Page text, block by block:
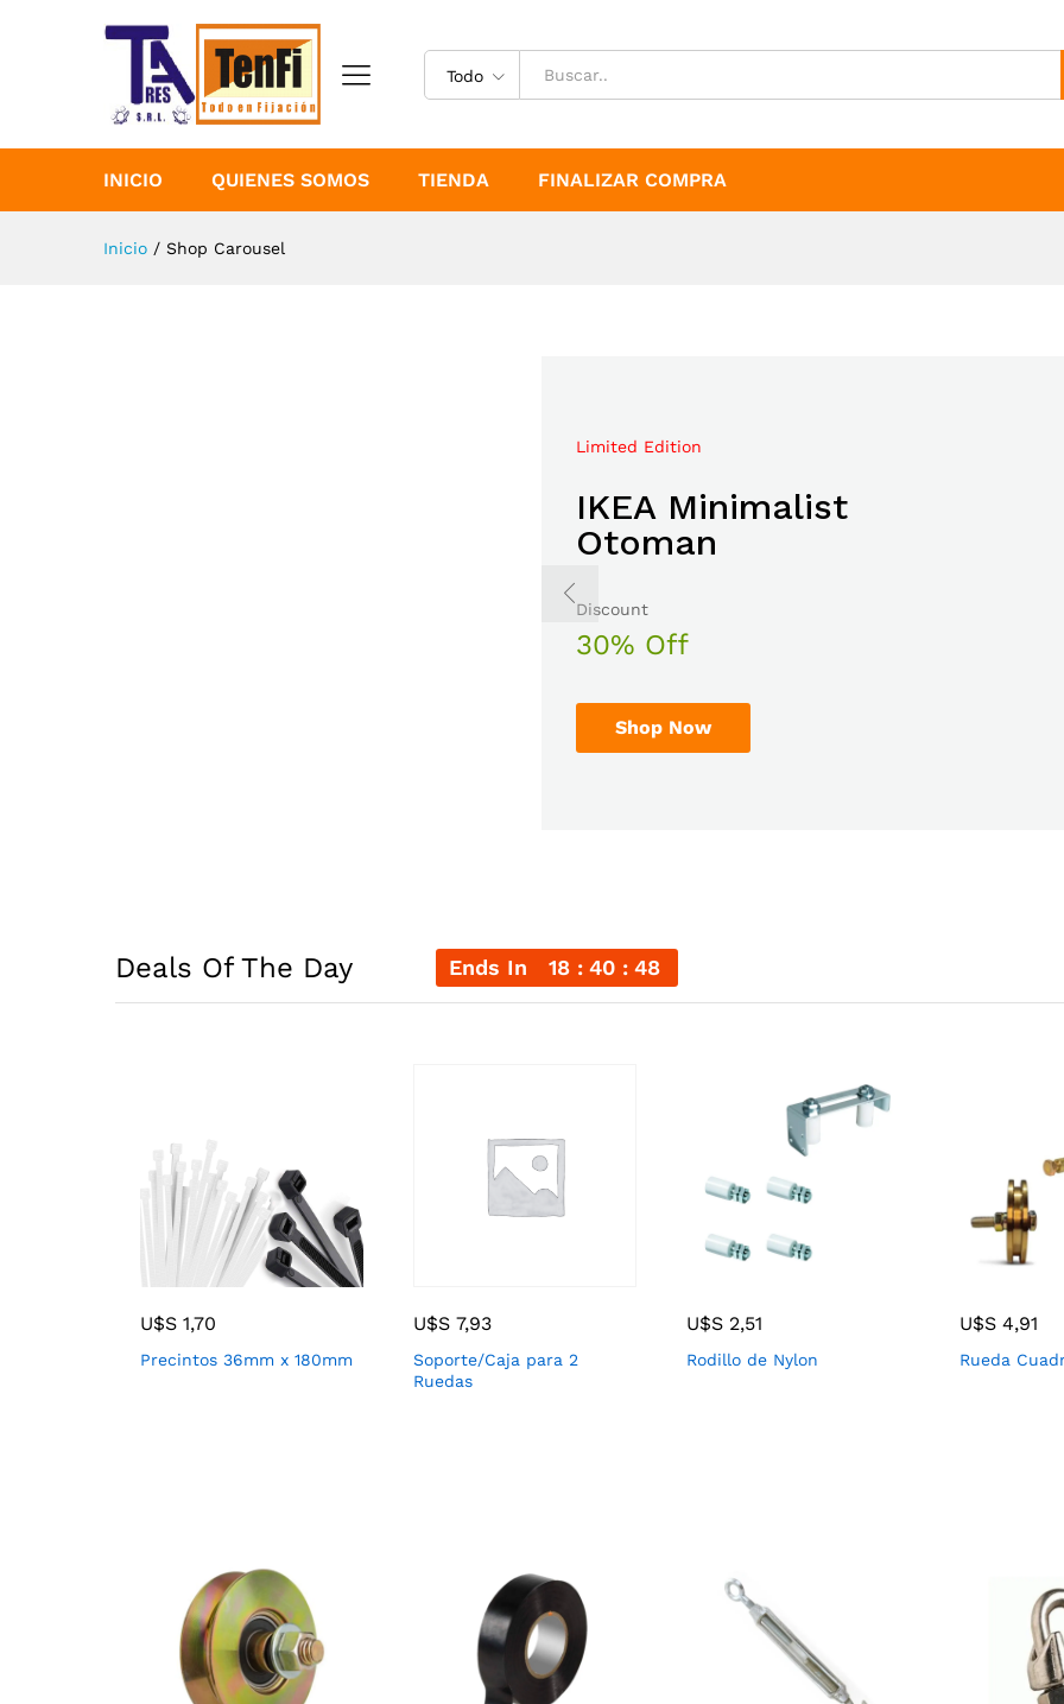
Todo
INICIO QUIENES SOMOS TIENDA FINALIZAR COMPRA
Inicio / Shop Carousel
Limited Edition
IKEA Minimalist
Otoman
Discount
30% Off
Shop Now
Mega Sale Nov 2017
Double Combo With
The Body Shop
Sale up to
50% Off
Shop Now
Deals Of The Day Ends In 18 40 47
U$S 1,70
Precintos 36mm x 180mm
U$S 7,93
Soporte/Caja para 2
Ruedas
U$S 2,51
Rodillo de Nylon
U$S 4,91
Rueda